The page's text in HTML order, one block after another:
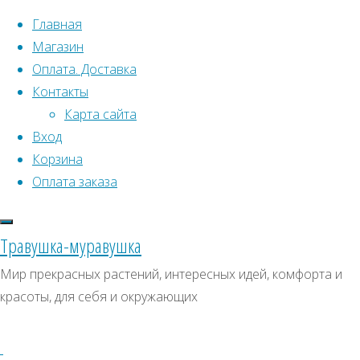
Перейти к содержимому
Главная
Магазин
Оплата. Доставка
Контакты
Карта сайта
Вход
Корзина
Оплата заказа
Травушка-муравушка
Мир прекрасных растений, интересных идей, комфорта и
красоты, для себя и окружающих
Что искать:
Поиск
трава
Купить
семена
Купить
Искать:
СКИДКИ, АКЦИИ
Категории магазина